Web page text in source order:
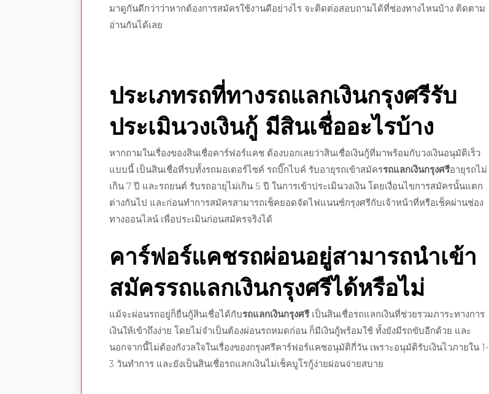
มาดูกันดีกว่าว่าหากต้องการสมัครใช้งานดีอย่างไร จะติดต่อสอบถามได้ที่ช่องทางไหนบ้าง ติดตาม
อ่านกันได้เลย
ประเภทรถที่ทางรถแลกเงินกรุงศรีรับ
ประเมินวงเงินกู้ มีสินเชื่ออะไรบ้าง
หากถามในเรื่องของสินเชื่อคาร์ฟอร์แคช ต้องบอกเลยว่าสินเชื่อเงินกู้ที่มาพร้อมกับวงเงินอนุมัติเร็ว
แบบนี้ เป็นสินเชื่อที่รบทั้งรถมอเตอร์ไซค์ รถบิ๊กไบค์ รับอายุรถเข้าสมัครรถแลกเงินกรุงศรีอายุรถไม่
เกิน 7 ปี และรถยนต์ รับรถอายุไม่เกิน 5 ปี ในการเข้าประเมินวงเงิน โดยเงื่อนไขการสมัครนั้นแตก
ต่างกันไป และก่อนทำการสมัครสามารถเช็คยอดจัดไฟแนนซ์กรุงศรีกับเจ้าหน้าที่หรือเช็คผ่านช่อง
ทางออนไลน์ เพื่อประเมินก่อนสมัครจริงได้
คาร์ฟอร์แคชรถผ่อนอยู่สามารถนำเข้า
สมัครรถแลกเงินกรุงศรีได้หรือไม่
แม้จะผ่อนรถอยู่ก็ยื่นกู้สินเชื่อได้กับรถแลกเงินกรุงศรีเป็นสินเชื่อรถแลกเงินที่ช่วยรวมภาระทางการ
เงินให้เข้าถึงง่าย โดยไม่จำเป็นต้องผ่อนรถหมดก่อน ก็มีเงินกู้พร้อมใช้ ทั้งยังมีรถขับอีกด้วย และ
นอกจากนี้ไม่ต้องกังวลใจในเรื่องของกรุงศรีคาร์ฟอร์แคชอนุมัติกี่วัน เพราะอนุมัติรับเงินไวภายใน 1-
3 วันทำการ และยังเป็นสินเชื่อรถแลกเงินไม่เช็คบูโรกู้ง่ายผ่อนจ่ายสบาย